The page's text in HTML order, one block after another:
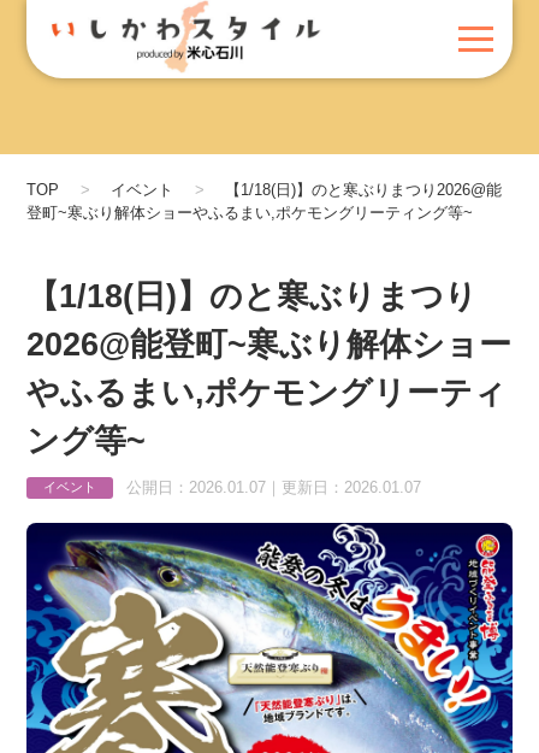
TOP イベント
【1/18(日)】のと寒ぶりまつり2026@能
登町~寒ぶり解体ショーやふるまい,ポケモングリーティング等~
【1/18(日)】のと寒ぶりまつり
2026@能登町~寒ぶり解体ショー
やふるまい,ポケモングリーティ
ング等~
イベント 公開日：2026.01.07｜更新日：2026.01.07